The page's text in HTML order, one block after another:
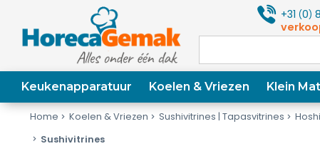
+31(0)
Keukenapparatuur Koelen & Vriezen Klein
Home Koelen & Vriezen Sushivitrines | Tapasvitrines
Sushivitrines